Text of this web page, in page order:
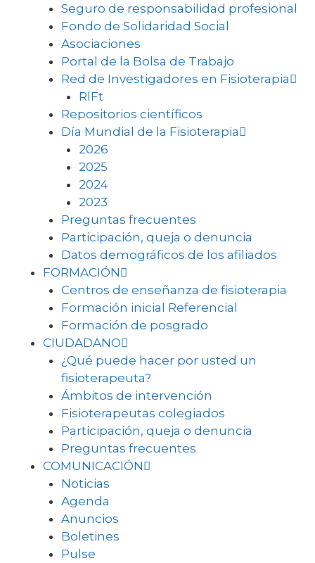
Seguro de responsabilidad profesional
Fondo de Solidaridad Social
Asociaciones
Portal de la Bolsa de Trabajo
Red de Investigadores en Fisioterapia
RIFt
Repositorios científicos
Día Mundial de la Fisioterapia
2026
2025
2024
2023
Preguntas frecuentes
Participación, queja o denuncia
Datos demográficos de los afiliados
FORMACIÓN
Centros de enseñanza de fisioterapia
Formación inicial Referencial
Formación de posgrado
CIUDADANO
¿Qué puede hacer por usted un
fisioterapeuta?
Ámbitos de intervención
Fisioterapeutas colegiados
Participación, queja o denuncia
Preguntas frecuentes
COMUNICACIÓN
Noticias
Agenda
Anuncios
Boletines
Pulse